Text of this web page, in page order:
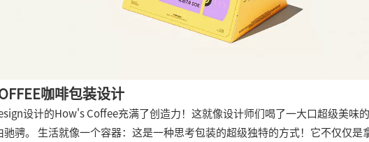
咖啡包装设计
设计的How's Coffee充满了创造力！这就像设计师们喝了一大口超级美味
驰骋。 生活就像一个容器：这是一种思考包装的超级独特的方式！它不仅仅是